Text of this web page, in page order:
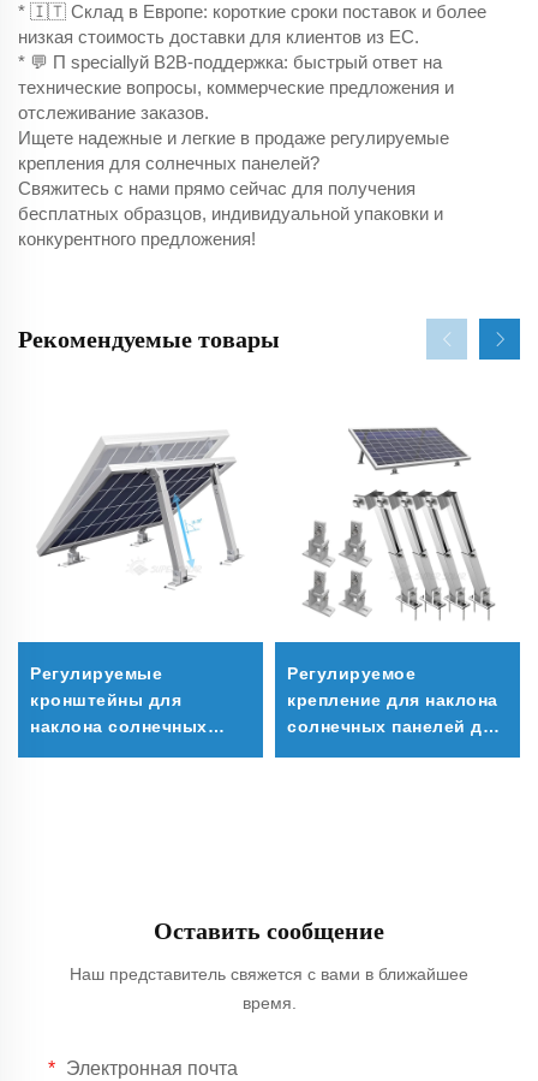
* 🇮🇹 Склад в Европе: короткие сроки поставок и более
низкая стоимость доставки для клиентов из ЕС.
* 💬 П speciallyй B2B-поддержка: быстрый ответ на
технические вопросы, коммерческие предложения и
отслеживание заказов.
Ищете надежные и легкие в продаже регулируемые
крепления для солнечных панелей?
Свяжитесь с нами прямо сейчас для получения
бесплатных образцов, индивидуальной упаковки и
конкурентного предложения!
Рекомендуемые товары
Регулируемые
кронштейны для
наклона солнечных
панелей
Регулируемое
крепление для наклона
солнечных панелей для
земли/крыши/двора
Оставить сообщение
Наш представитель свяжется с вами в ближайшее
время.
Электронная почта